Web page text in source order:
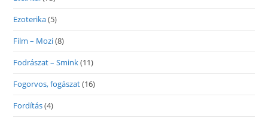
Ezoterika(5)
Film – Mozi(8)
Fodrászat – Smink(11)
Fogorvos, fogászat(16)
Fordítás(4)